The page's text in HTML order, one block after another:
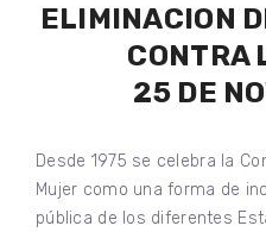
ELIMINACION
CONTRA
25 DE
Desde 1975 se celebra la
Mujer como una forma de
pública de los diferentes